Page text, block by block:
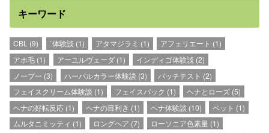
キーワード
CBL (9) `体験談 (1) アタマジラミ (1) アフェリエート (1)
アホ毛 (1) アーユルヴェーダ(1) インディゴ体験談 (2)
ノープー (3) ハーバルカラー体験談 (3) パッチテスト (2)
フェイスクリーム体験談 (1) フェイスパック (1) ヘナとローズ(5)
ヘナの好転反応 (1) ヘナの目利き (1) ヘナ体験談 (10) ペット (1)
ムルタニミッティ (1) ロングヘア (7) ローソニア色素量(1)